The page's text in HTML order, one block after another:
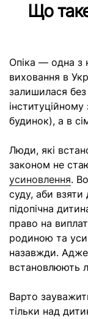
Що
Опіка — одна з
виховання в
залишилася без
будинок), а в
Люди, які
законом не
усиновлення.
суду, аби
підопічна
право на
родиною та
назавжди. Адже
встановлюють
Варто
тільки над